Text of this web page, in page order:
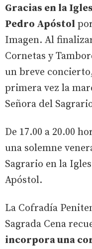
Gracias en la
Pedro Apóstol
Imagen. Al
Cornetas y
un breve
primera vez la
Señora del
De 17.00 a 20.00
una solemne
Sagrario en la
Apóstol.
La Cofradía
Sagrada Cena
incorpora una